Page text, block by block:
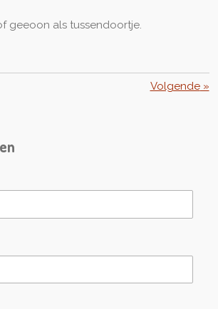
geeoon als tussendoortje.
Volgende»